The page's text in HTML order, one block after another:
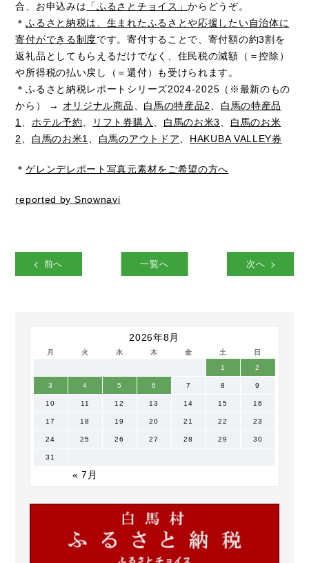
合、お申込みは 「ふるさとチョイス」からどうぞ。
＊ふるさと納税は、生まれたふるさとや応援したい自治体に
寄付ができる制度です。寄付することで、寄付額の約3割を
返礼品としてもらえるだけでなく、住民税の減額（＝控除）
や所得税の払い戻し（＝還付）も受けられます。
＊ふるさと納税レポートシリーズ2024-2025（※最新のもの
から） → オリジナル商品 白馬の特産品2
白馬の特産品
1
ホテル予約 リフト券購入 白馬のお米3
白馬のお米
2
白馬のお米1 白馬のアウトドア HAKUBA VALLEY券
＊ゲレンデレポート写真元素材をご希望の方へ
reported by Snownavi
前へ 一覧へ 次へ
2026年8月
月 火 水 木 金 土 日
« 7月
1 2
3 4 5 6 7 8 9
10 11 12 13 14 15 16
17 18 19 20 21 22 23
24 25 26 27 28 29 30
31